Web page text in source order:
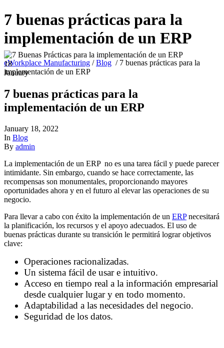
7 buenas prácticas para la
implementación de un ERP
eWorkplace Manufacturing /Blog / 7 buenas prácticas para la
implementación de un ERP
18
January
7 buenas prácticas para la
implementación de un ERP
January 18, 2022
In Blog
By admin
La implementación de un ERP no es una tarea fácil y puede parecer
intimidante. Sin embargo, cuando se hace correctamente, las
recompensas son monumentales, proporcionando mayores
oportunidades ahora y en el futuro al elevar las operaciones de su
negocio.
Para llevar a cabo con éxito la implementación de un ERPnecesitará
la planificación, los recursos y el apoyo adecuados. El uso de
buenas prácticas durante su transición le permitirá lograr objetivos
clave:
Operaciones racionalizadas.
Un sistema fácil de usar e intuitivo.
Acceso en tiempo real a la información empresarial
desde cualquier lugar y en todo momento.
Adaptabilidad a las necesidades del negocio.
Seguridad de los datos.